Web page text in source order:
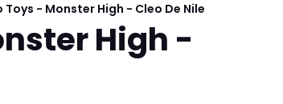
Toys - Monster High - Cleo De Nile
High -